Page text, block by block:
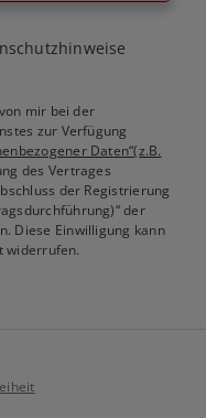
mir bei der
zur Verfügung
Daten“(z.B.
des Vertrages
der Registrierung
der
Diese Einwilligung kann
widerrufen.